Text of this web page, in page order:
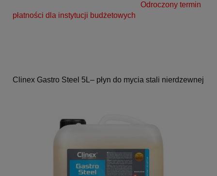
Odroczony termin
płatności dla instytucji budżetowych
Clinex Gastro Steel 5L– płyn do mycia stali nierdzewnej